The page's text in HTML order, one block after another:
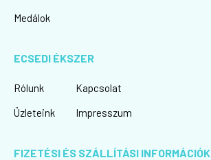
Medálok
ECSEDI ÉKSZER
Rólunk
Üzleteink
Kapcsolat
Impresszum
FIZETÉSI ÉS SZÁLLÍTÁSI INFORMÁCIÓK